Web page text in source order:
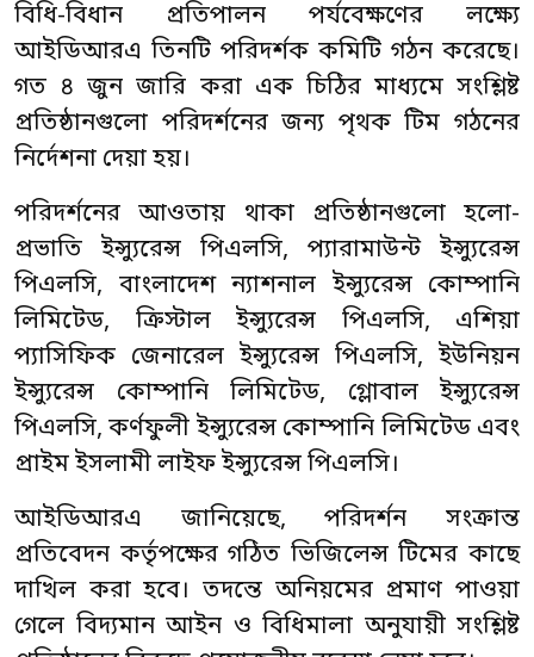
বিধি-বিধান প্রতিপালন পর্যবেক্ষণের লক্ষ্যে
আইডিআরএ তিনটি পরিদর্শক কমিটি গঠন করেছে।
গত ৪ জুন জারি করা এক চিঠির মাধ্যমে সংশ্লিষ্ট
প্রতিষ্ঠানগুলো পরিদর্শনের জন্য পৃথক টিম গঠনের
নির্দেশনা দেয়া হয়।
পরিদর্শনের আওতায় থাকা প্রতিষ্ঠানগুলো হলো-
প্রভাতি ইন্স্যুরেন্স পিএলসি, প্যারামাউন্ট ইন্স্যুরেন্স
পিএলসি, বাংলাদেশ ন্যাশনাল ইন্স্যুরেন্স কোম্পানি
লিমিটেড, ক্রিস্টাল ইন্স্যুরেন্স পিএলসি, এশিয়া
প্যাসিফিক জেনারেল ইন্স্যুরেন্স পিএলসি, ইউনিয়ন
ইন্স্যুরেন্স কোম্পানি লিমিটেড, গ্লোবাল ইন্স্যুরেন্স
পিএলসি, কর্ণফুলী ইন্স্যুরেন্স কোম্পানি লিমিটেড এবং
প্রাইম ইসলামী লাইফ ইন্স্যুরেন্স পিএলসি।
আইডিআরএ জানিয়েছে, পরিদর্শন সংক্রান্ত
প্রতিবেদন কর্তৃপক্ষের গঠিত ভিজিলেন্স টিমের কাছে
দাখিল করা হবে। তদন্তে অনিয়মের প্রমাণ পাওয়া
গেলে বিদ্যমান আইন ও বিধিমালা অনুযায়ী সংশ্লিষ্ট